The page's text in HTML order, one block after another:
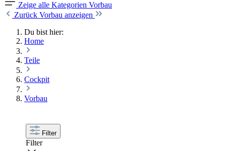
Zeige alle Kategorien Vorbau
Zurück Vorbau anzeigen
Du bist hier:
Home
Teile
Cockpit
Vorbau
Filter
Filter